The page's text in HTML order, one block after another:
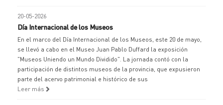
20-05-2026
Día Internacional de los Museos
En el marco del Día Internacional de los Museos, este 20 de mayo,
se llevó a cabo en el Museo Juan Pablo Duffard la exposición
"Museos Uniendo un Mundo Dividido". La jornada contó con la
participación de distintos museos de la provincia, que expusieron
parte del acervo patrimonial e histórico de sus
Leer más